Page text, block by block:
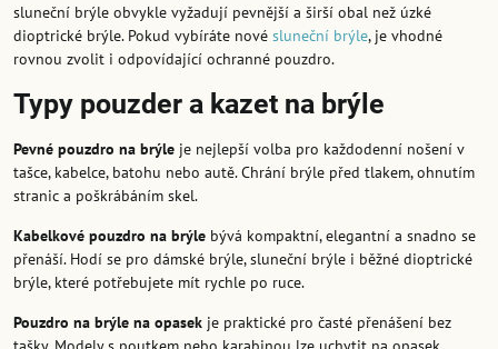
sluneční brýle obvykle vyžadují pevnější a širší obal než úzké
dioptrické brýle. Pokud vybíráte nové sluneční brýle, je vhodné
rovnou zvolit i odpovídající ochranné pouzdro.
Typy pouzder a kazet na brýle
Pevné pouzdro na brýle je nejlepší volba pro každodenní nošení v
tašce, kabelce, batohu nebo autě. Chrání brýle před tlakem, ohnutím
stranic a poškrábáním skel.
Kabelkové pouzdro na brýle bývá kompaktní, elegantní a snadno se
přenáší. Hodí se pro dámské brýle, sluneční brýle i běžné dioptrické
brýle, které potřebujete mít rychle po ruce.
Pouzdro na brýle na opasek je praktické pro časté přenášení bez